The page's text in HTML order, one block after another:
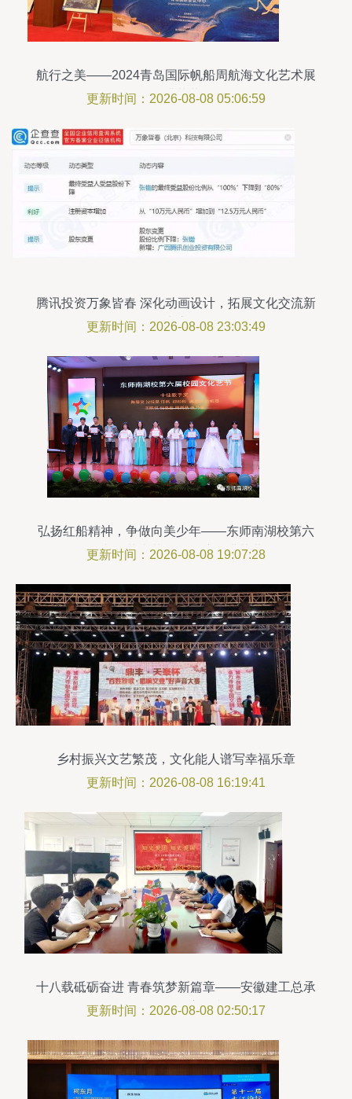
航行之美——2024青岛国际帆船周航海文化艺术展
圆满落幕
更新时间：2026-08-08 05:06:59
腾讯投资万象皆春 深化动画设计，拓展文化交流新
生态
更新时间：2026-08-08 23:03:49
弘扬红船精神，争做向美少年——东师南湖校第六
届文化艺术节元旦汇演圆满落幕
更新时间：2026-08-08 19:07:28
乡村振兴文艺繁茂，文化能人谱写幸福乐章
更新时间：2026-08-08 16:19:41
十八载砥砺奋进 青春筑梦新篇章——安徽建工总承
包各单位开展五四主题文化活动
更新时间：2026-08-08 02:50:17